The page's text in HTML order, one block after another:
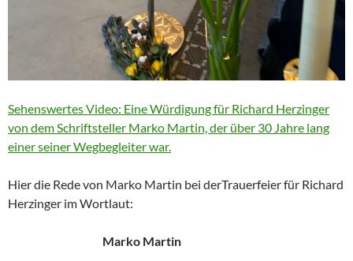
Sehenswertes Video: Eine Würdigung für Richard Herzinger
von dem Schriftsteller Marko Martin, der über 30 Jahre lang
einer seiner Wegbegleiter war.
Hier die Rede von Marko Martin bei derTrauerfeier für Richard
Herzinger im Wortlaut:
Marko Martin